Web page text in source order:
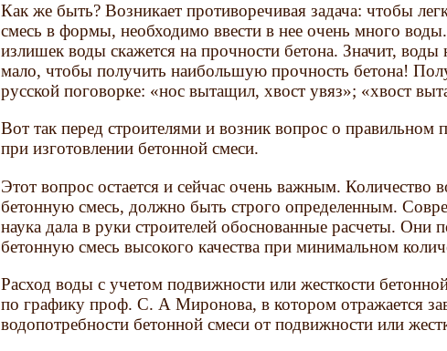
Как же быть? Возникает противоречивая задача: чтобы
смесь в формы, необходимо ввести в нее очень много
излишек воды скажется на прочности бетона. Значит, воды
мало, чтобы получить наибольшую прочность бетона!
русской поговорке: «нос вытащил, хвост увяз»; «хвост
Вот так перед строителями и возник вопрос о правильном
при изготовлении бетонной смеси.
Этот вопрос остается и сейчас очень важным. Количество
бетонную смесь, должно быть строго определенным.
наука дала в руки строителей обоснованные расчеты. Они
бетонную смесь высокого качества при минимальном
Расход воды с учетом подвижности или жесткости
по графику проф. С. А Миронова, в котором отражается
водопотребности бетонной смеси от подвижности или